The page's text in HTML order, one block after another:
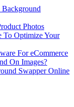
Photos
To Optimize Your
For eCommerce
On Images?
Swapper Online